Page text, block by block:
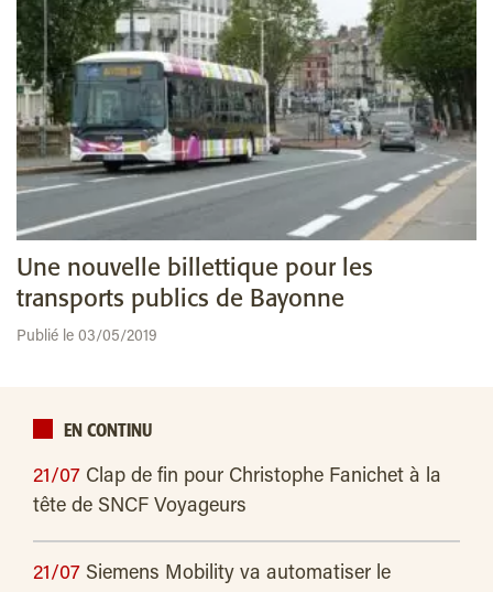
Une nouvelle billettique pour les
transports publics de Bayonne
Publié le 03/05/2019
EN CONTINU
21/07 Clap de fin pour Christophe Fanichet à la
tête de SNCF Voyageurs
21/07 Siemens Mobility va automatiser le